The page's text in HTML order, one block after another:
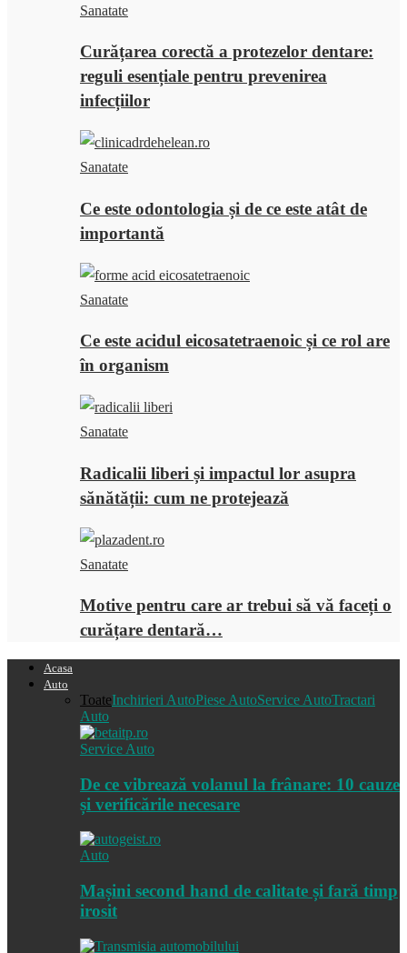
Sanatate
Curățarea corectă a protezelor dentare:
reguli esențiale pentru prevenirea
infecțiilor
Sanatate
Ce este odontologia și de ce este atât de
importantă
Sanatate
Ce este acidul eicosatetraenoic și ce rol are
în organism
Sanatate
Radicalii liberi și impactul lor asupra
sănătății: cum ne protejează
Sanatate
Motive pentru care ar trebui să vă faceți o
curățare dentară…
Acasa
Auto
ToateInchirieri AutoPiese AutoService AutoTractari
Auto
Service Auto
De ce vibrează volanul la frânare: 10 cauze
și verificările necesare
Auto
Mașini second hand de calitate și fară timp
irosit